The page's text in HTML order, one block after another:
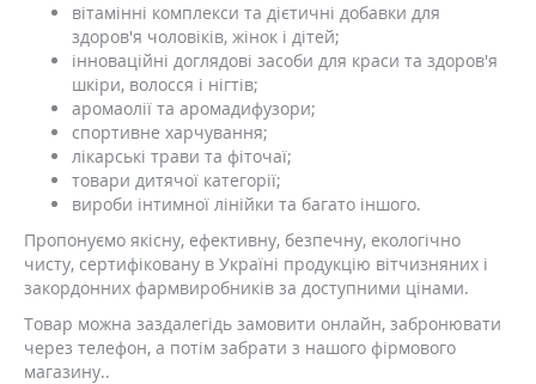
вітамінні комплекси та дієтичні добавки для
здоров'я чоловіків, жінок і дітей;
інноваційні доглядові засоби для краси та здоров'я
шкіри, волосся і нігтів;
аромаолії та аромадифузори;
спортивне харчування;
лікарські трави та фіточаї;
товари дитячої категорії;
вироби інтимної лінійки та багато іншого.
Пропонуємо якісну, ефективну, безпечну, екологічно
чисту, сертифіковану в Україні продукцію вітчизняних і
закордонних фармвиробників за доступними цінами.
Товар можна заздалегідь замовити онлайн, забронювати
через телефон, а потім забрати з нашого фірмового
магазину..